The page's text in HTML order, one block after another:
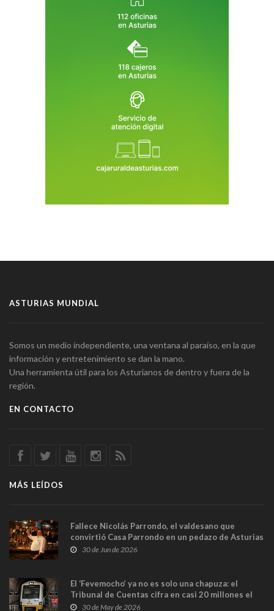
ASTURIAS MUNDIAL
Somos un medio independiente, una ventana al paraíso, en la que
información y entretenimiento se dan la mano.
Una herramienta útil para los Asturianos de dentro y fuera de la
región.
EN CONTACTO
MÁS LEÍDOS
Fallece Nicolás Parrondo, el valdesano que
convirtió Casa Parrondo en un pedazo de Asturias
en Madrid
30 de Jun de 2026
El ‘Fevemocho’ ya no es solo una chapuza: el
Tribunal de Cuentas cifra en casi 20 millones el
sobrecoste de los trenes que no cabían por los
30 de May de 2026